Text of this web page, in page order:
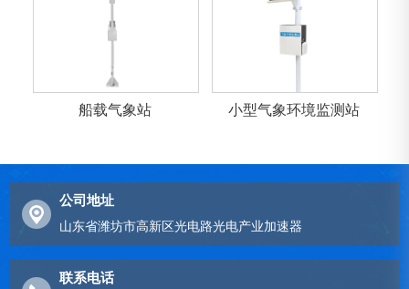
船载气象站 小型气象环境监测站
公司地址
山东省潍坊市高新区光电路光电产业加速器
联系电话